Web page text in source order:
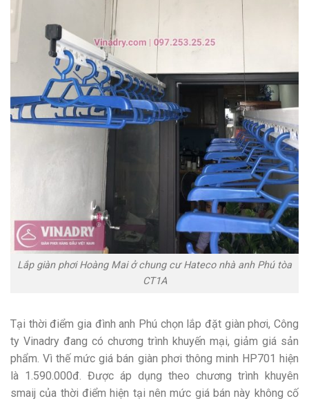
Lắp giàn phơi Hoàng Mai ở chung cư Hateco nhà anh Phú tòa
CT1A
Tại thời điểm gia đình anh Phú chọn lắp đặt giàn phơi, Công
ty Vinadry đang có chương trình khuyến mại, giảm giá sản
phẩm. Vì thế mức giá bán giàn phơi thông minh HP701 hiện
là 1.590.000đ. Được áp dụng theo chương trình khuyên
smaij của thời điểm hiện tại nên mức giá bán này không cố